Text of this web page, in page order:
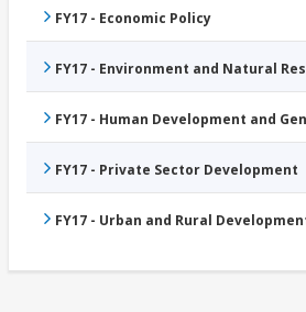
FY17 - Economic Policy
FY17 - Environment and Natural
FY17 - Human Development and
FY17 - Private Sector Development
FY17 - Urban and Rural